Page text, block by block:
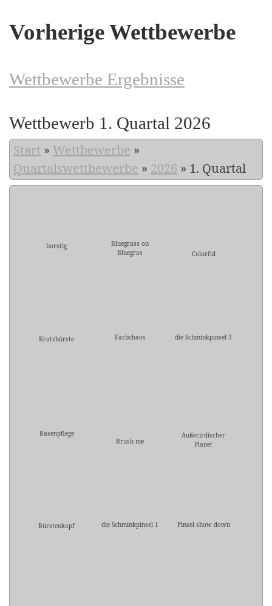
Vorherige Wettbewerbe
Wettbewerbe Ergebnisse
Wettbewerb 1. Quartal 2026
Start » Wettbewerbe »
Quartalswettbewerbe » 2026 » 1. Quartal
borstig
Bluegrass on
Bluegras
Colorful
Kratzbürste Farbchaos die Schminkpinsel 3
Rasenpflege
Brush me
Außerirdischer
Planet
Bürstenkopf die Schminkpinsel 1 Pinsel show down